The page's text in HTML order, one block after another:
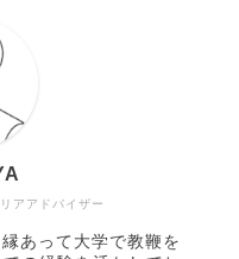
アアドバイザー
あって大学で教鞭を